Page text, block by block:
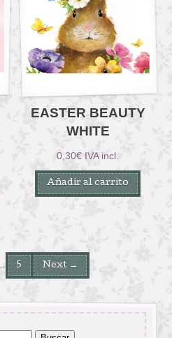
EASTER BEAUTY
WHITE
0,30€ IVA incl.
Añadir al carrito
5 Next →